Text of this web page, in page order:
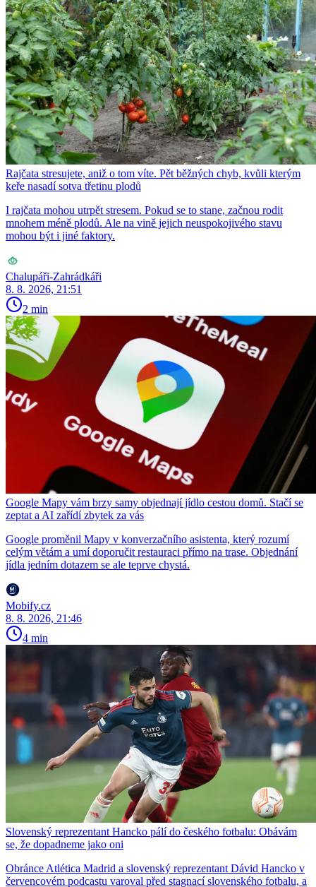
Rajčata stresujete, aniž o tom víte. Pět běžných chyb, kvůli kterým
keře nasadí sotva třetinu plodů
I rajčata mohou utrpět stresem. Pokud se to stane, začnou rodit
mnohem méně plodů. Ale na vině jejich neuspokojivého stavu
mohou být i jiné faktory.
Chalupáři-Zahrádkáři
8. 8. 2026, 21:51
2 min
Google Mapy vám brzy samy objednají jídlo cestou domů. Stačí se
zeptat a AI zařídí zbytek za vás
Google proměnil Mapy v konverzačního asistenta, který rozumí
celým větám a umí doporučit restauraci přímo na trase. Objednání
jídla jedním dotazem se ale teprve chystá.
Mobify.cz
8. 8. 2026, 21:46
4 min
Slovenský reprezentant Hancko pálí do českého fotbalu: Obávám
se, že dopadneme jako oni
Obránce Atlética Madrid a slovenský reprezentant Dávid Hancko v
červencovém podcastu varoval před stagnací slovenského fotbalu, a